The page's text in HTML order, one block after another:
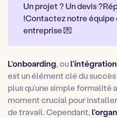
Un projet ? Un devis
!Contactez notre
entreprise 💌
L’onboarding, ou
est un élément clé du succès
plus qu’une simple formalité
moment crucial pour
de travail. Cependant,